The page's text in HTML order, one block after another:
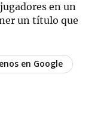
en un
un título que
en Google